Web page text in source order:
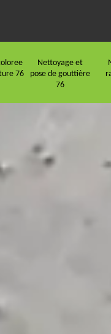
76
Nettoyage et
pose de gouttière
76